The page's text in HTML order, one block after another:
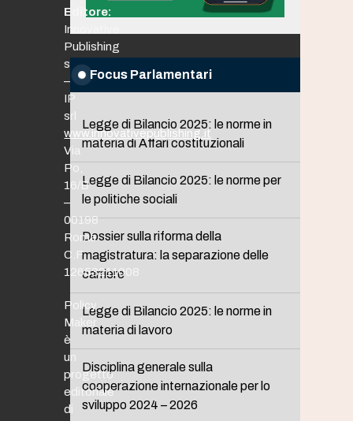
Focus Parlamentari
Legge di Bilancio 2025: le norme in
materia di Affari costituzionali
Legge di Bilancio 2025: le norme per
le politiche sociali
Dossier sulla riforma della
magistratura: la separazione delle
carriere
Legge di Bilancio 2025: le norme in
materia di lavoro
Disciplina generale sulla
cooperazione internazionale per lo
sviluppo 2024 – 2026
Editore:
Innovative
Publishing
srl
–
IP
srl
www.innovativepublishing.it
Via
Po,
16/B
–
00198
Roma
C.F.
12653211008
Policy
Maker
è
un
progetto
editoriale
di